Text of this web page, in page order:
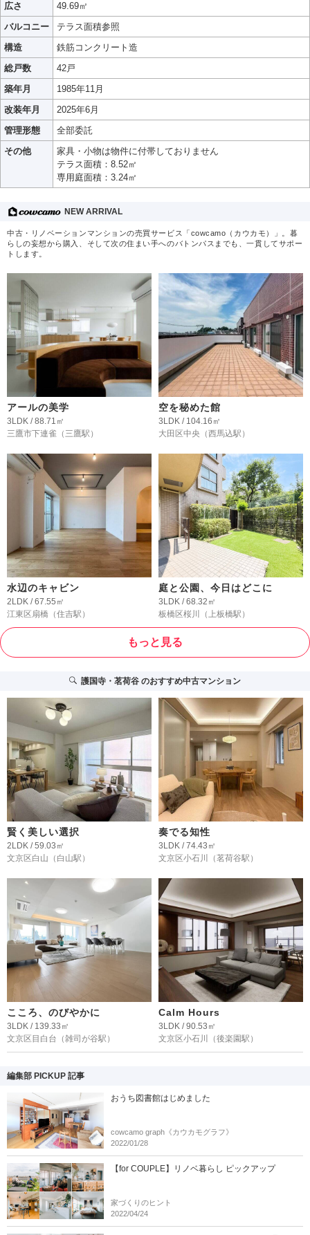
広さ
49.69㎡
バルコニー
テラス面積参照
構造
鉄筋コンクリート造
総戸数
42戸
築年月
1985年11月
改装年月
2025年6月
管理形態
全部委託
その他
家具・小物は物件に付帯しておりません
テラス面積：8.52㎡
専用庭面積：3.24㎡
NEW ARRIVAL
中古・リノベーションマンションの売買サービス「cowcamo（カウカモ）」。暮
らしの妄想から購入、そして次の住まい手へのバトンパスまでも、一貫してサポー
トします。
アールの美学
3LDK / 88.71㎡
三鷹市下連雀 （三鷹駅）
空を秘めた館
3LDK / 104.16㎡
大田区中央 （西馬込駅）
水辺のキャビン
2LDK / 67.55㎡
江東区扇橋 （住吉駅）
庭と公園、今日はどこに
3LDK / 68.32㎡
板橋区桜川
（上板橋駅）
もっと見る
護国寺・茗荷谷のおすすめ中古マンション
賢く美しい選択
2LDK / 59.03㎡
文京区白山 （白山駅）
奏でる知性
3LDK / 74.43㎡
文京区小石川
（茗荷谷駅）
こころ、のびやかに
3LDK / 139.33㎡
文京区目白台 （雑司が谷駅）
Calm Hours
3LDK / 90.53㎡
文京区小石川
（後楽園駅）
編集部 PICKUP 記事
おうち図書館はじめました
cowcamo graph《カウカモグラフ》
2022/01/28
【for COUPLE】リノベ暮らし ピックアップ
家づくりのヒント
2022/04/24